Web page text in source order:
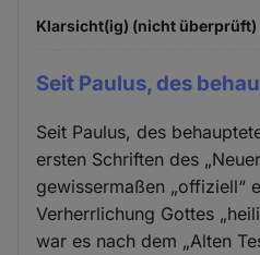
Klarsicht(ig) (nicht überprüft)
Seit Paulus, des
Seit Paulus, des
ersten Schriften des
gewissermaßen „offiziell“
Verherrlichung Gottes
war es nach dem „Alten